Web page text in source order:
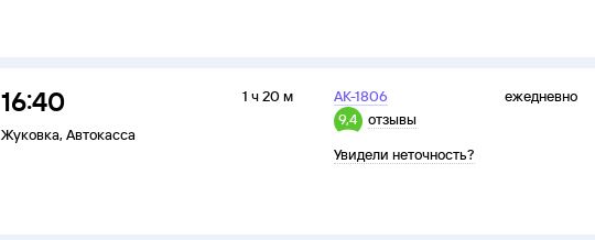
16:40
Жуковка, Автокасса
1 ч 20 м
АК-1806
9,4
отзывы
Увидели неточность?
ежедневно